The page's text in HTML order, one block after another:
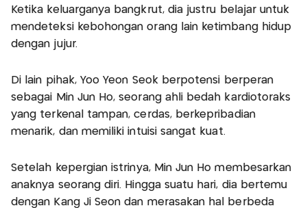
Ketika keluarganya bangkrut, dia justru belajar untuk
mendeteksi kebohongan orang lain ketimbang hidup
dengan jujur.
Di lain pihak, Yoo Yeon Seok berpotensi berperan
sebagai Min Jun Ho, seorang ahli bedah kardiotoraks
yang terkenal tampan, cerdas, berkepribadian
menarik, dan memiliki intuisi sangat kuat.
Setelah kepergian istrinya, Min Jun Ho membesarkan
anaknya seorang diri. Hingga suatu hari, dia bertemu
dengan Kang Ji Seon dan merasakan hal berbeda